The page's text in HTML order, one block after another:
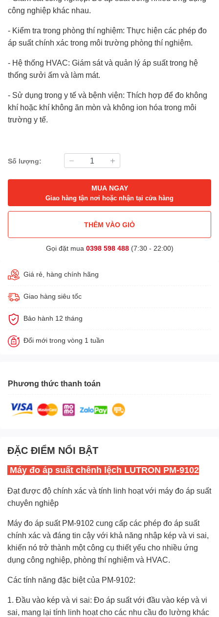
công nghiệp khác nhau.
- Kiểm tra trong phòng thí nghiệm: Thực hiện các phép đo
áp suất chính xác trong môi trường phòng thí nghiệm.
- Hệ thống HVAC: Giám sát và quản lý áp suất trong hệ
thống sưởi ấm và làm mát.
- Sử dụng trong y tế và bệnh viện: Thích hợp để đo không
khí hoặc khí không ăn mòn và không ion hóa trong môi
trường y tế.
Số lượng:
MUA NGAY
Giao hàng tận nơi hoặc nhận tại cửa hàng
THÊM VÀO GIỎ
Gọi đặt mua 0398 598 488(7:30 - 22:00)
Giá rẻ, hàng chính hãng
Giao hàng siêu tốc
Bảo hành 12 tháng
Đổi mới trong vòng 1 tuần
Phương thức thanh toán
ĐẶC ĐIỂM NỔI BẬT
Máy đo áp suất chênh lệch LUTRON PM-9102
Đạt được độ chính xác và tính linh hoạt với máy đo áp suất
chuyên nghiệp
Máy đo áp suất PM-9102 cung cấp các phép đo áp suất
chính xác và đáng tin cậy với khả năng nhập kép và vi sai,
khiến nó trở thành một công cụ thiết yếu cho nhiều ứng
dụng công nghiệp, phòng thí nghiệm và HVAC.
Các tính năng đặc biệt của PM-9102:
1. Đầu vào kép và vi sai: Đo áp suất với đầu vào kép và vi
sai, mang lại tính linh hoạt cho các nhu cầu đo lường khác